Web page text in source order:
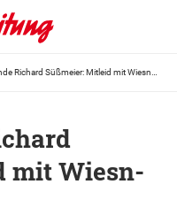
mit Wiesn-